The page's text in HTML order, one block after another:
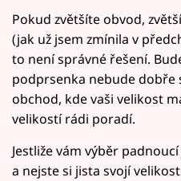
Pokud zvětšíte obvod,
(jak už jsem zmínila v
to není správné řešení.
podprsenka nebude dobře
obchod, kde vaši velikost
velikostí rádi poradí.
Jestliže vám výběr
a nejste si jista svojí